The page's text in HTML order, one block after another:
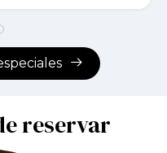
reservar